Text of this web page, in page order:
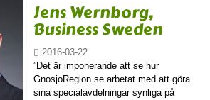
Jens Wernborg,
Business Sweden
2016-03-22
”Det är imponerande att se hur
GnosjoRegion.se arbetat med att göra
sina specialavdelningar synliga på